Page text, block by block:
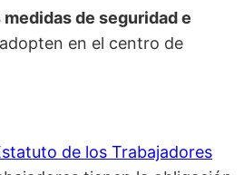
de seguridad e
en el centro de
de los Trabajadores